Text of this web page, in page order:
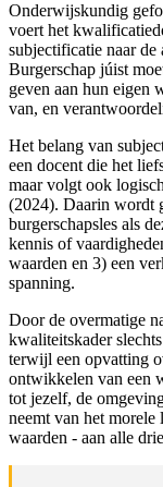
Onderwijskundig
voert het
subjectificatie naar
Burgerschap júist
geven aan hun eigen
van, en
Het belang van
een docent die het
maar volgt ook
(2024). Daarin wordt
burgerschapsles als
kennis of
waarden en 3) een
spanning.
Door de overmatige
kwaliteitskader
terwijl een opvatting
ontwikkelen van een
tot jezelf, de
neemt van het morele
waarden - aan alle